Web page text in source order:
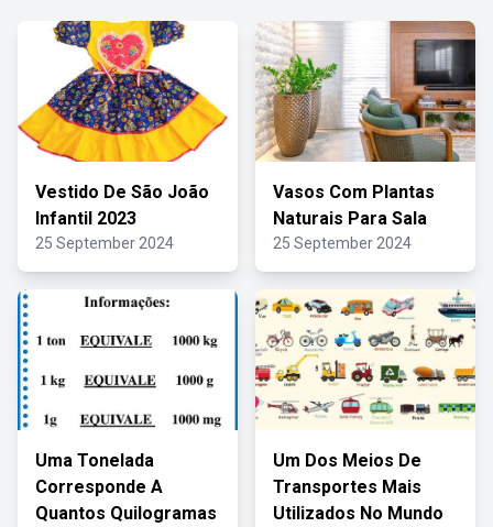
Vestido De São João
Infantil 2023
25 September 2024
Vasos Com Plantas
Naturais Para Sala
25 September 2024
Uma Tonelada
Corresponde A
Quantos Quilogramas
Um Dos Meios De
Transportes Mais
Utilizados No Mundo